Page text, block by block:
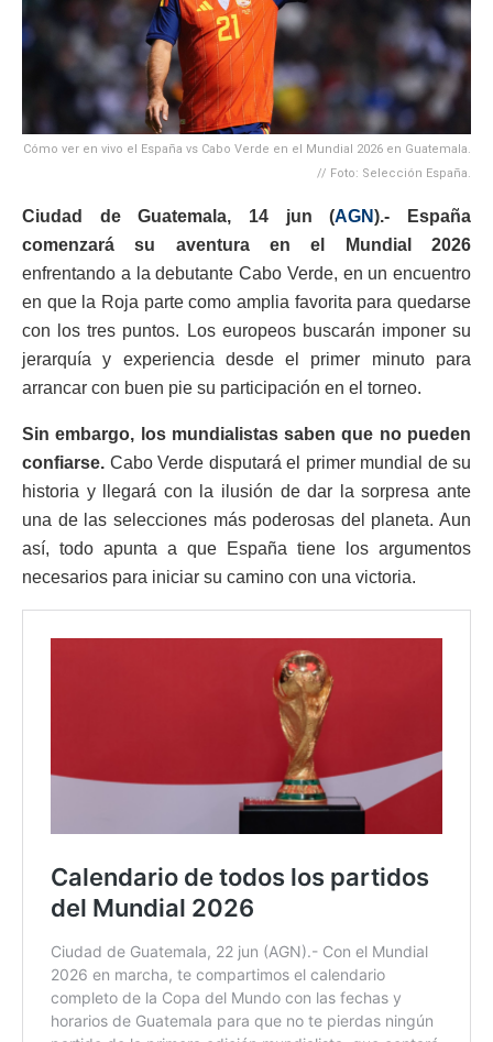
Cómo ver en vivo el España vs Cabo Verde en el Mundial 2026 en Guatemala.
// Foto: Selección España.
Ciudad de Guatemala, 14 jun (AGN).- España
comenzará su aventura en el Mundial 2026
enfrentando a la debutante Cabo Verde, en un encuentro
en que la Roja parte como amplia favorita para quedarse
con los tres puntos. Los europeos buscarán imponer su
jerarquía y experiencia desde el primer minuto para
arrancar con buen pie su participación en el torneo.
Sin embargo, los mundialistas saben que no pueden
confiarse. Cabo Verde disputará el primer mundial de su
historia y llegará con la ilusión de dar la sorpresa ante
una de las selecciones más poderosas del planeta. Aun
así, todo apunta a que España tiene los argumentos
necesarios para iniciar su camino con una victoria.